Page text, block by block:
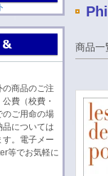
商品一
商品のご注
費（校費・
のご用命の場
については
す。電子メー
等でお気軽に